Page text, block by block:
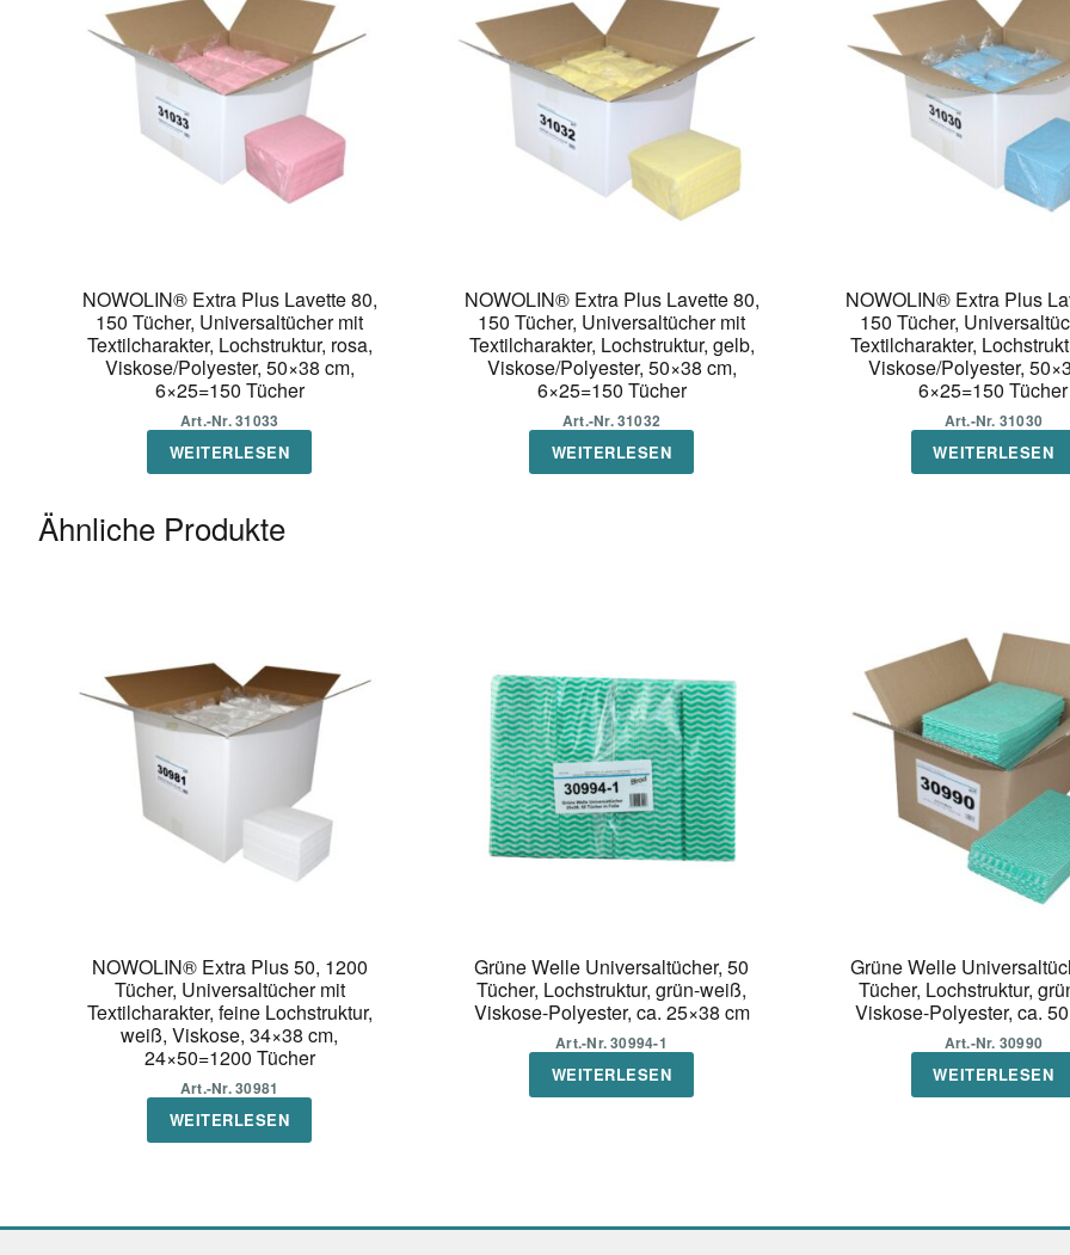
NOWOLIN® Extra Plus Lavette 80,
150 Tücher, Universaltücher mit
Textilcharakter, Lochstruktur, rosa,
Viskose/Polyester, 50×38 cm,
6×25=150 Tücher
Art.-Nr. 31033
WEITERLESEN
NOWOLIN® Extra Plus Lavette 80,
150 Tücher, Universaltücher mit
Textilcharakter, Lochstruktur, gelb,
Viskose/Polyester, 50×38 cm,
6×25=150 Tücher
Art.-Nr. 31032
WEITERLESEN
NOWOLIN® Extra Plus
150 Tücher,
Textilcharakter,
Viskose/Polyester,
6×25=150 Tücher
Art.-Nr. 31030
WEITERLESEN
Ähnliche Produkte
NOWOLIN® Extra Plus 50, 1200
Tücher, Universaltücher mit
Textilcharakter, feine Lochstruktur,
weiß, Viskose, 34×38 cm,
24×50=1200 Tücher
Art.-Nr. 30981
WEITERLESEN
Grüne Welle Universaltücher, 50
Tücher, Lochstruktur, grün-weiß,
Viskose-Polyester, ca. 25×38 cm
Art.-Nr. 30994-1
WEITERLESEN
Grüne Welle
Tücher, Lochstruktur,
Viskose-Polyester, ca.
Art.-Nr. 30990
WEITERLESEN